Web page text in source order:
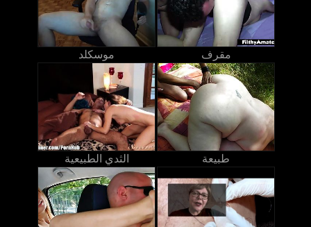
موسكلد مقرف
الثدي الطبيعية طبيعة